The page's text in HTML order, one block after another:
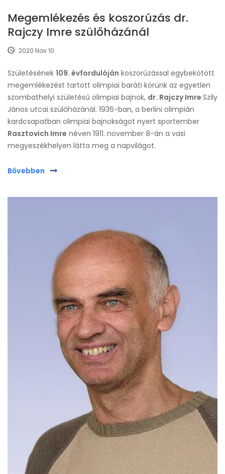
Megemlékezés és koszorúzás dr.
Rajczy Imre szülőházánál
2020 Nov 10
Születésének 109. évfordulóján koszorúzással egybekötött
megemlékezést tartott olimpiai baráti körünk az egyetlen
szombathelyi születésű olimpiai bajnok, dr. Rajczy Imre Szily
János utcai szülőházánál. 1936-ban, a berlini olimpián
kardcsapatban olimpiai bajnokságot nyert sportember
Rasztovich Imre néven 1911. november 8-án a vasi
megyeszékhelyen látta meg a napvilágot.
Bővebben